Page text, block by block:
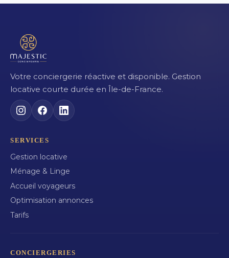
Votre conciergerie réactive et disponible. Gestion
locative courte durée en Île-de-France.
SERVICES
Gestion locative
Ménage & Linge
Accueil voyageurs
Optimisation annonces
Tarifs
CONCIERGERIES